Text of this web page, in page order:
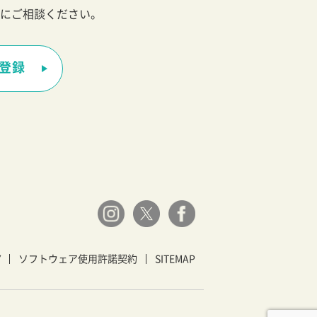
ご相談ください。
録
ソフトウェア使用許諾契約 SITEMAP